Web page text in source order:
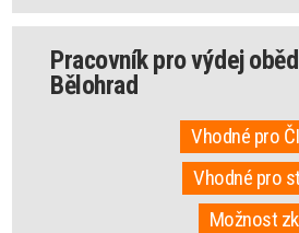
Pracovník pro výdej
Bělohrad
Vhodné pro
Vhodné pro
Možnost